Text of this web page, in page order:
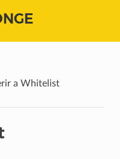
a Whitelist